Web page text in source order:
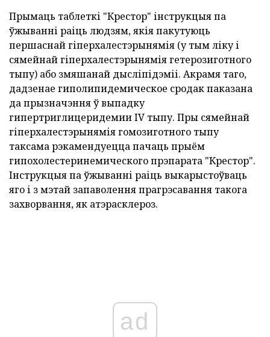
Прымаць таблеткі "Крестор" інструкцыя па
ўжыванні раіць людзям, якія пакутуюць
першаснай гіперхалестэрынямія (у тым ліку і
сямейнай гіперхалестэрынямія гетерозиготного
тыпу) або змяшанай дысліпідэміі. Акрамя таго,
дадзенае гиполипидемическое сродак паказана
да прызначэння ў выпадку
гипертриглицеридемии IV тыпу. Пры сямейнай
гіперхалестэрынямія гомозиготного тыпу
таксама рэкамендуецца пачаць прыём
гипохолестеринемического прэпарата "Крестор".
Інструкцыя па ўжыванні раіць выкарыстоўваць
яго і з мэтай запаволення прагрэсавання такога
захворвання, як атэрасклероз.
ad